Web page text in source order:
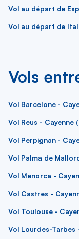
Vol au départ de
Vol au départ de
Vols
Vol Barcelone -
Vol Reus - Cayenne
Vol Perpignan -
Vol Palma de
Vol Menorca -
Vol Castres -
Vol Toulouse -
Vol Lourdes-Tarbes